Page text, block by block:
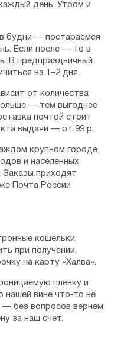
день. Утром и
будни — постараемся
Если после — то в
В предпраздничный
на 1–2 дня.
от количества
— тем выгоднее
почтой стоит
выдачи — от 99 р.
крупном городе.
и населенных
приходят
Почта России
кошельки,
при получении.
на карту «Халва».
пленку и
нашей вине что-то не
без вопросов вернем
за наш счет.